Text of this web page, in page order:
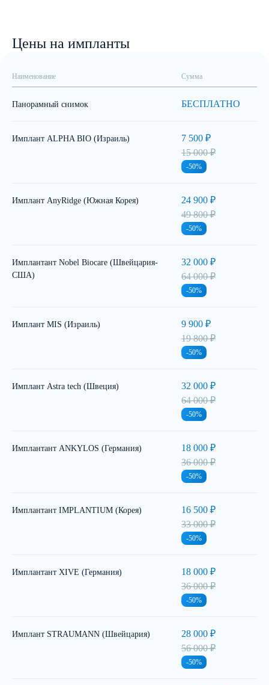
Цены на импланты
Наименование Сумма
Панорамный снимок БЕСПЛАТНО
Имплант ALPHA BIO (Израиль)
7 500 ₽
15 000 ₽
-50%
Имплант AnyRidge (Южная Корея)
24 900 ₽
49 800 ₽
-50%
Имплантант Nobel Biocare (Швейцария-
США)
32 000 ₽
64 000 ₽
-50%
Имплант MIS (Израиль)
9 900 ₽
19 800 ₽
-50%
Имплант Astra tech (Швеция)
32 000 ₽
64 000 ₽
-50%
Имплантант ANKYLOS (Германия)
18 000 ₽
36 000 ₽
-50%
Имплантант IMPLANTIUM (Корея)
16 500 ₽
33 000 ₽
-50%
Имплантант XIVE (Германия)
18 000 ₽
36 000 ₽
-50%
Имплант STRAUMANN (Швейцария)
28 000 ₽
56 000 ₽
-50%